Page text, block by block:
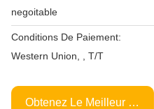
negoitable
Conditions De Paiement:
Western Union, , T/T
Obtenez Le Meilleur Prix